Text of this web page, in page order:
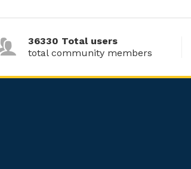
36330 Total users
total community members